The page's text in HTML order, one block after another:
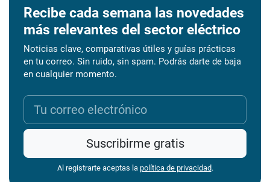
Recibe cada semana las novedades
más relevantes del sector eléctrico
Noticias clave, comparativas útiles y guías prácticas
en tu correo. Sin ruido, sin spam. Podrás darte de baja
en cualquier momento.
Suscribirme gratis
Al registrarte aceptas la política de privacidad.